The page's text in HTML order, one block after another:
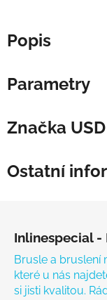
Popis
Parametry
Značka USD
Ostatní
Inlinespecial -
Brusle a bruslení
které u nás
si jisti kvalitou.